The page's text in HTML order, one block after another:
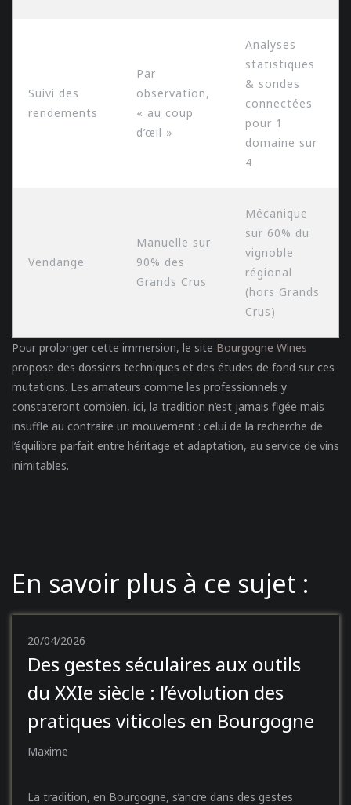
Suivi des
rendements
Par
observation,
« au coup
d’œil »
Analyses
statistiques
& sondes
connectées
pour 1
domaine sur
4
Vendange
Manuelle sur
90% des
Grands Crus
Mécanique
sur 60% du
vignoble
régional
(hors Grands
Crus)
Pour prolonger cette immersion, le site Bourgogne Wines
propose des dossiers techniques et des études de fond sur ces
mutations. Les amateurs comme les professionnels y
constateront combien, ici, la tradition n’est jamais figée mais
insuffle au contraire un mouvement : celui de la recherche de
l’équilibre parfait entre héritage et adaptation, au service de vins
inimitables.
En savoir plus à ce sujet :
20/04/2026
Des gestes séculaires aux outils
du XXIe siècle : l’évolution des
pratiques viticoles en Bourgogne
Maxime
La tradition, en Bourgogne, s’ancre dans des gestes